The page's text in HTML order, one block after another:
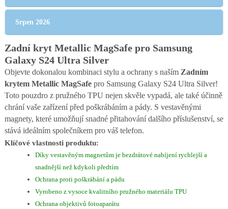
Srpen 2026
Zadní kryt Metallic MagSafe pro Samsung
Galaxy S24 Ultra Silver
Objevte dokonalou kombinaci stylu a ochrany s naším Zadním
krytem Metallic MagSafepro Samsung Galaxy S24 Ultra Silver!
Toto pouzdro z pružného TPU nejen skvěle vypadá, ale také účinně
chrání vaše zařízení před poškrábáním a pády. S vestavěnými
magnety, které umožňují snadné přitahování dalšího příslušenství, se
stává ideálním společníkem pro váš telefon.
Klíčové vlastnosti produktu:
Díky vestavěným magnetům je bezdrátové nabíjení rychlejší a
snadnější než kdykoli předtím
Ochrana proti poškrábání a pádu
Vyrobeno z vysoce kvalitního pružného materiálu TPU
Ochrana objektivů fotoaparátu